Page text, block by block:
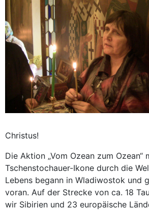
Christus!
Die Aktion „Vom Ozean zum Ozean“
Tschenstochauer-Ikone durch die
Lebens begann in Wladiwostok und
voran. Auf der Strecke von ca. 18
wir Sibirien und 23 europäische